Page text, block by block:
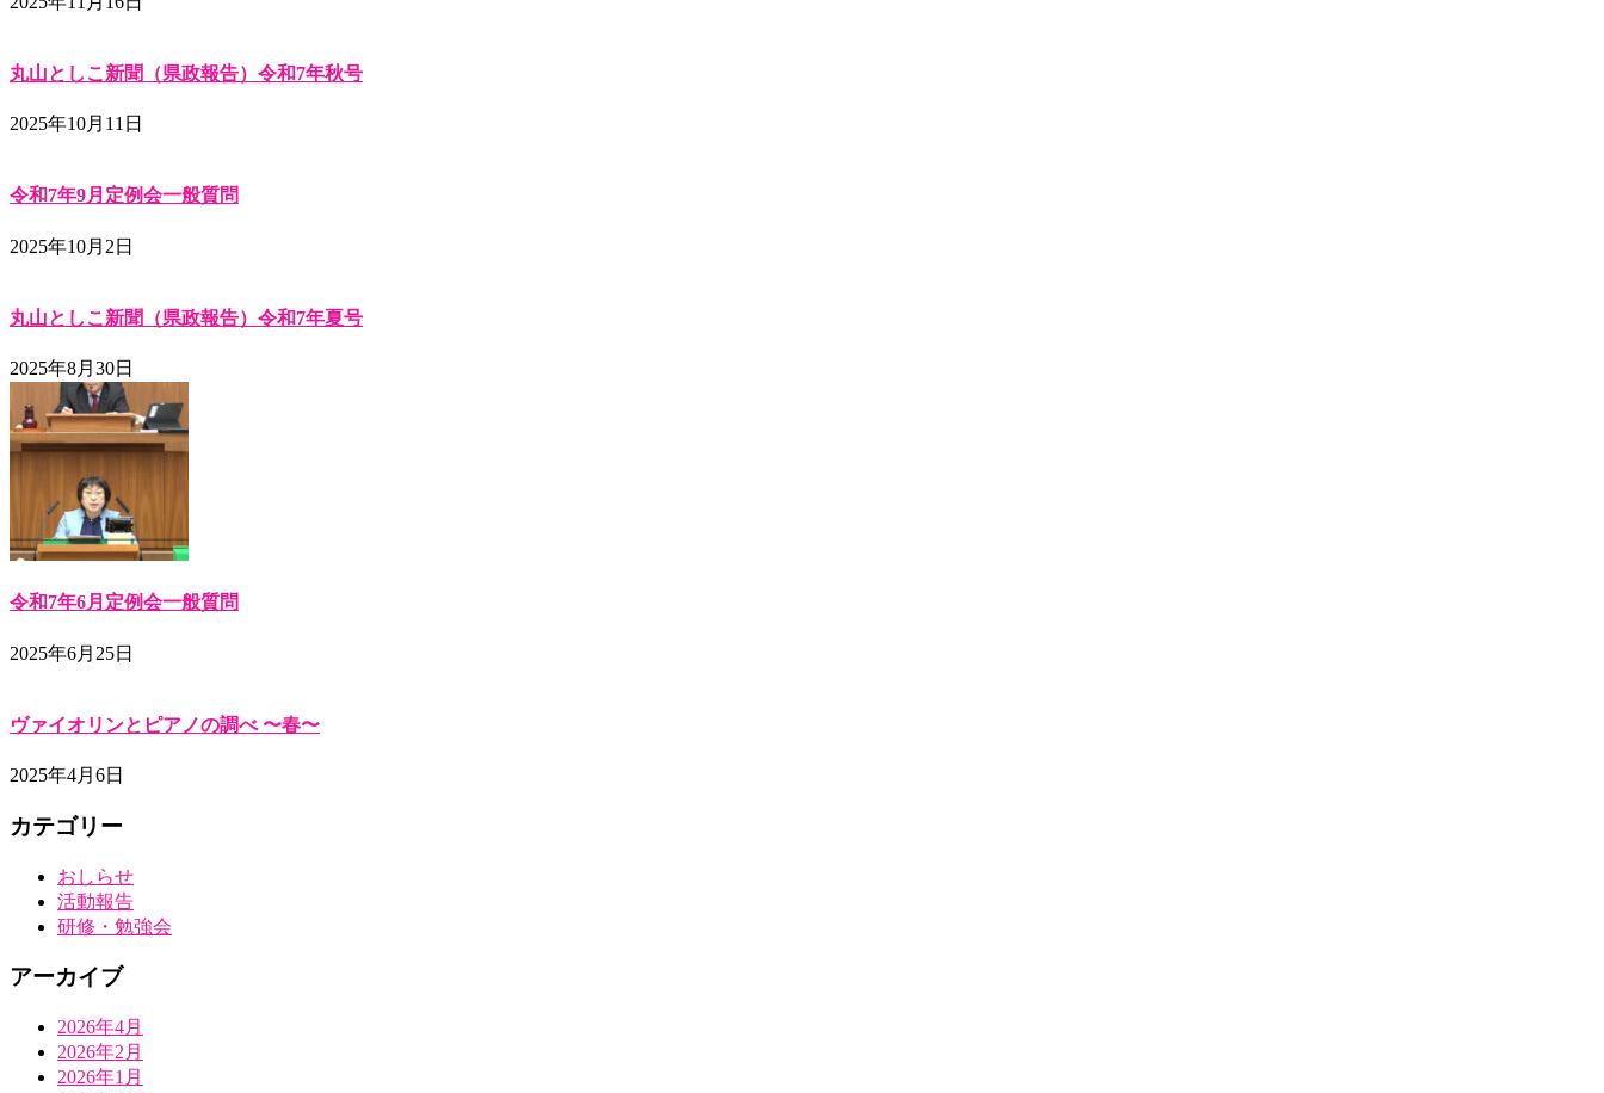
丸山としこ新聞（県政報告）令和7年秋号
2025年10月11日
令和7年9月定例会一般質問
2025年10月2日
丸山としこ新聞（県政報告）令和7年夏号
2025年8月30日
令和7年6月定例会一般質問
2025年6月25日
ヴァイオリンとピアノの調べ 〜春〜
2025年4月6日
カテゴリー
おしらせ
活動報告
研修・勉強会
アーカイブ
2026年4月
2026年2月
2026年1月